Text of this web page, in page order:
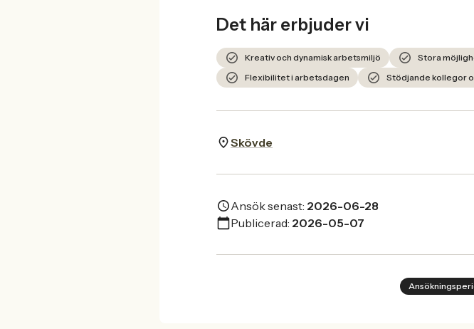
Det här erbjuder vi
Kreativ och dynamisk arbetsmiljö
Stora
Flexibilitet i arbetsdagen
Stödjande kollegor
Skövde
Ansök senast: 2026-06-28
Publicerad: 2026-05-07